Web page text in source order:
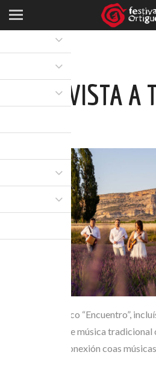
ENTREVISTA A
1.- No voso disco “Encuentro”,
outros temas de música
sentistes esa conexión coas